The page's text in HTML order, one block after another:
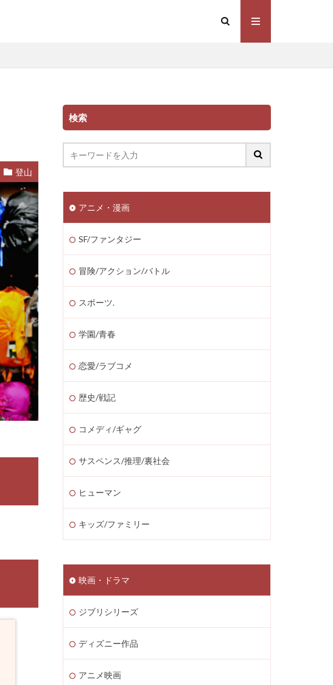
登山
検索
アニメ・漫画
SF/ファンタジー
冒険/アクション/バトル
スポーツ.
学園/青春
恋愛/ラブコメ
歴史/戦記
コメディ/ギャグ
サスペンス/推理/裏社会
ヒューマン
キッズ/ファミリー
映画・ドラマ
ジブリシリーズ
ディズニー作品
アニメ映画